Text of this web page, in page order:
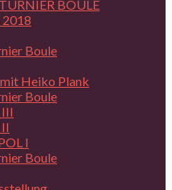
BOULE
Boule
Heiko Plank
Boule
I
Boule